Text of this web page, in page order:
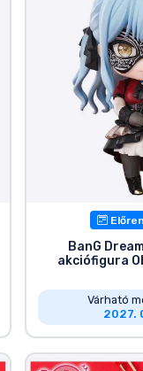
BanG
akciófigura
Várható
2027.